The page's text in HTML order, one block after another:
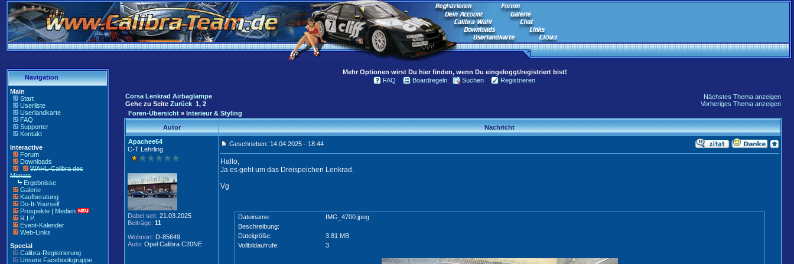
Navigation
Main
Start
Userliste
Userlandkarte
FAQ
Supporter
Kontakt
Interactive
Forum
Downloads
WAHL-Calibra des
Monats
Ergebnisse
Galerie
Kaufberatung
Do-It-Yourself
Prospekte | Medien
R.I.P.
Event-Kalender
Web-Links
Special
Calibra-Registrierung
Unsere Facebookgruppe
Mehr Optionen wirst Du hier finden, wenn Du eingeloggt/registriert bist!
FAQ
Boardregeln Suchen Registrieren
Corsa Lenkrad Airbaglampe
Gehe zu Seite Zurück 1, 2
Nächstes Thema anzeigen
Vorheriges Thema anzeigen
Foren-Übersicht » Interieur & Styling
Autor
Nachricht
Apachee64
C-T Lehrling
Dabei seit: 21.03.2025
Beiträge: 11
Wohnort: D-85649
Auto: Opel Calibra C20NE
Geschrieben: 14.04.2025 - 18:44
Hallo,
Ja es geht um das Dreispeichen Lenkrad.
Vg
Dateiname:
IMG_4700.jpeg
Beschreibung:
Dateigröße:
3.81 MB
Vollbildaufrufe:
3